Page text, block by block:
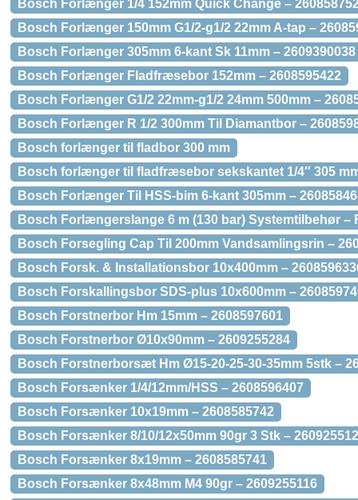
Bosch Forlænger 1/4 152mm Quick Change –
Bosch Forlænger 150mm G1/2-g1/2 22mm A-tap –
Bosch Forlænger 305mm 6-kant Sk 11mm – 2609390038
Bosch Forlænger Fladfræsebor 152mm – 2608595422
Bosch Forlænger G1/2 22mm-g1/2 24mm 500mm –
Bosch Forlænger R 1/2 300mm Til Diamantbor –
Bosch forlænger til fladbor 300 mm
Bosch forlænger til fladfræsebor sekskantet 1/4″ 305
Bosch Forlænger Til HSS-bim 6-kant 305mm –
Bosch Forlængerslange 6 m (130 bar) Systemtilbehør –
Bosch Forsegling Cap Til 200mm Vandsamlingsrin –
Bosch Forsk. & Installationsbor 10x400mm –
Bosch Forskallingsbor SDS-plus 10x600mm –
Bosch Forstnerbor Hm 15mm – 2608597601
Bosch Forstnerbor Ø10x90mm – 2609255284
Bosch Forstnerborsæt Hm Ø15-20-25-30-35mm 5stk –
Bosch Forsænker 1/4/12mm/HSS – 2608596407
Bosch Forsænker 10x19mm – 2608585742
Bosch Forsænker 8/10/12x50mm 90gr 3 Stk –
Bosch Forsænker 8x19mm – 2608585741
Bosch Forsænker 8x48mm M4 90gr – 2609255116